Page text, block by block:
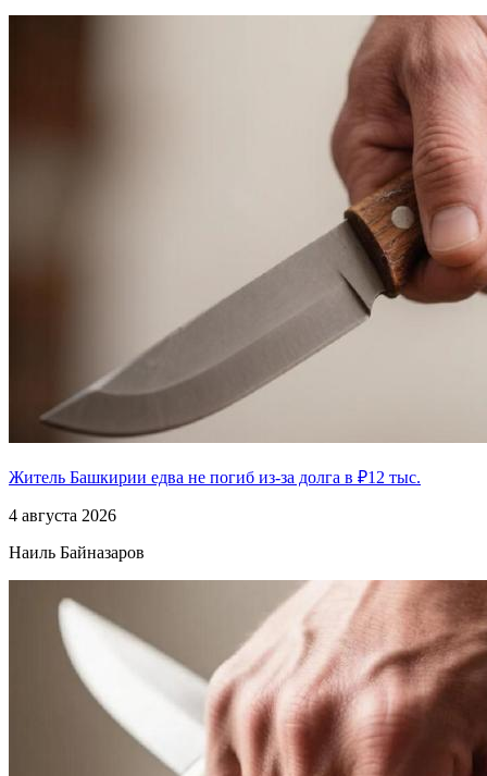
Житель Башкирии едва не погиб из-за долга в ₽12 тыс.
4 августа 2026
Наиль Байназаров